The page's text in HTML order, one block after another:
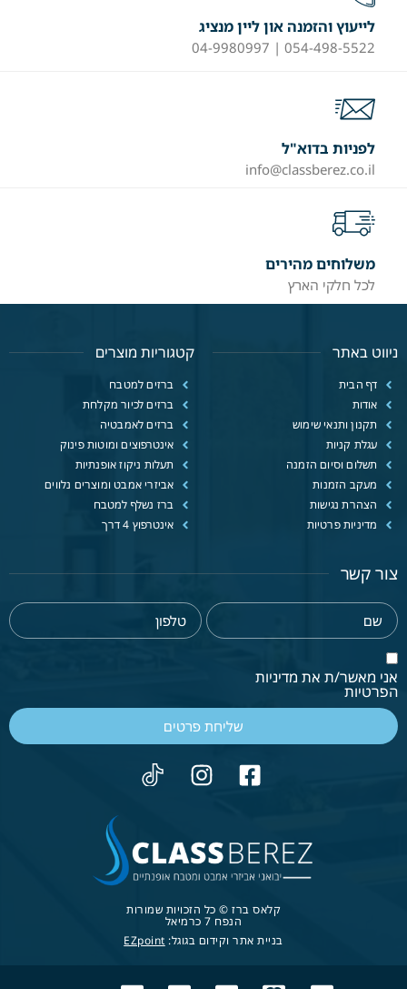
לייעוץ והזמנה און ליין מנציג
054-498-5522 | 04-9980997
לפניות בדוא"ל
info@classberez.co.il
משלוחים מהירים
לכל חלקי הארץ
ניווט באתר
דף הבית
אודות
תקנון ותנאי שימוש
עגלת קניות
תשלום וסיום הזמנה
מעקב הזמנות
הצהרת נגישות
מדיניות פרטיות
קטגוריות מוצרים
ברזים למטבח
ברזים לכיור מקלחת
ברזים לאמבטיה
אינטרפוצים ומוטות פינוק
תעלות ניקוז אופנתיות
אביזרי אמבט ומוצרים נלווים
ברז נשלף למטבח
אינטרפוץ 4 דרך
צור קשר
אני מאשר/ת את מדיניות
הפרטיות
שליחת פרטים
קלאס ברז © כל הזכויות שמורות
הנפח 7 כרמיאל
בניית אתר וקידום בגוגל: EZpoint